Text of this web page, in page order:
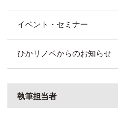
イベント・セミナー
ひかリノベからのお知らせ
執筆担当者